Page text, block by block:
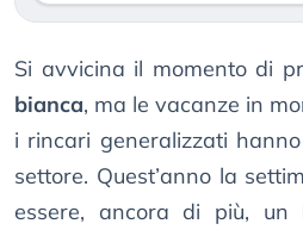
Si avvicina il momento di
bianca, ma le vacanze in
i rincari generalizzati
settore. Quest’anno la
essere, ancora di più, un